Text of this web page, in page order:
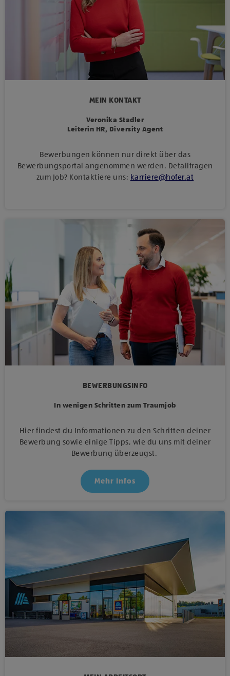
MEIN KONTAKT
Veronika Stadler
Leiterin HR, Diversity Agent
Bewerbungen können nur direkt über das
Bewerbungsportal angenommen werden. Detailfragen
zum Job? Kontaktiere uns: karriere@hofer.at
BEWERBUNGSINFO
In wenigen Schritten zum Traumjob
Hier findest du Informationen zu den Schritten deiner
Bewerbung sowie einige Tipps, wie du uns mit deiner
Bewerbung überzeugst.
Mehr Infos